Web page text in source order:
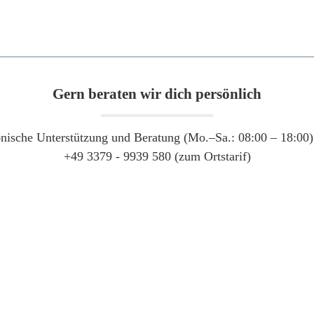
Gern beraten wir dich persönlich
Unterstützung und Beratung (Mo.–Sa.: 08:00 –
+49 3379 - 9939 580 (zum Ortstarif)